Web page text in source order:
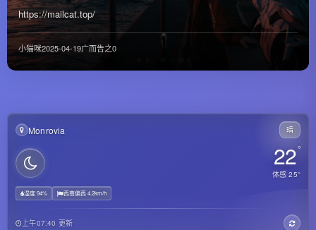
https://mailcat.top/
小猫咪2025-04-19广而告之0
Monrovia 晴
22°
体感 25°
湿度 94% 西南偏西 4.2km/h
上午07:40 更新